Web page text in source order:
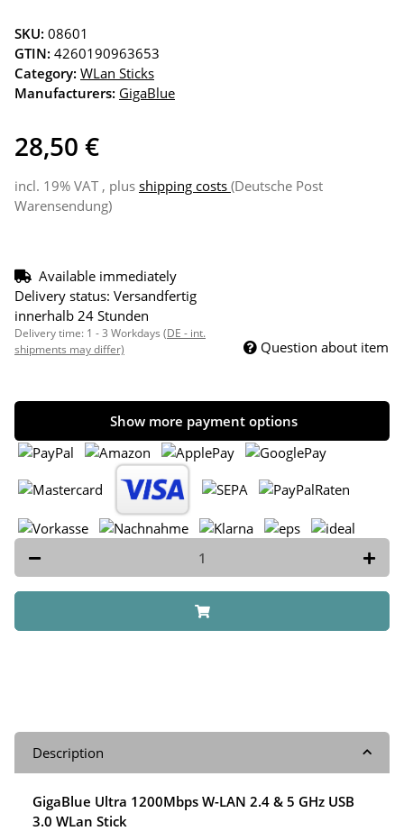
SKU: 08601
GTIN: 4260190963653
Category: WLan Sticks
Manufacturers: GigaBlue
28,50 €
incl. 19% VAT , plus shipping costs (Deutsche Post
Warensendung)
Available immediately
Delivery status: Versandfertig
innerhalb 24 Stunden
Delivery time: 1 - 3 Workdays (DE - int.
shipments may differ)
Question about item
Show more payment options
Description
GigaBlue Ultra 1200Mbps W-LAN 2.4 & 5 GHz USB
3.0 WLan Stick